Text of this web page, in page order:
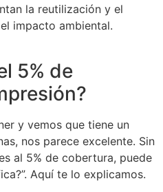
la reutilización y el
impacto ambiental.
5% de
y vemos que tiene un
nos parece excelente. Sin
al 5% de cobertura, puede
Aquí te lo explicamos.